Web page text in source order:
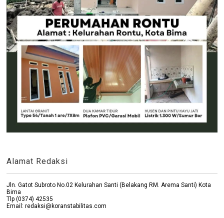
Alamat Redaksi
Jln. Gatot Subroto No.02 Kelurahan Santi (Belakang RM. Arema Santi) Kota
Bima
Tlp (0374) 42535
Email: redaksi@koranstabilitas.com